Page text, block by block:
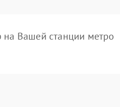
Вашей станции метро